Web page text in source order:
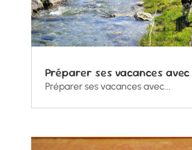
Préparer ses vacances
Préparer ses vacances avec...